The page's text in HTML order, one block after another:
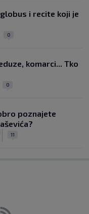
i recite koji je
0
komarci... Tko
0
poznajete
11